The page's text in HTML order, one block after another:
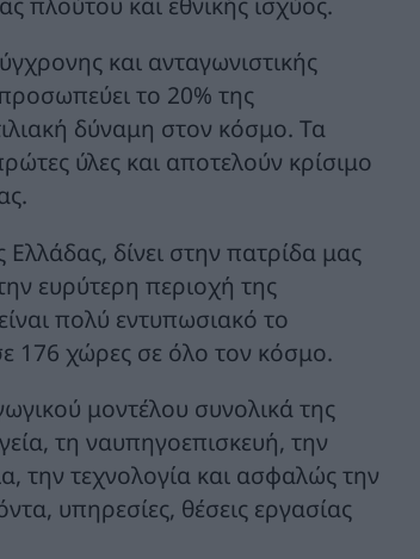
και ανταγωνιστικής
το 20% της
δύναμη στον κόσμο. Τα
ύλες και αποτελούν κρίσιμο
δίνει στην πατρίδα μας
ευρύτερη περιοχή της
πολύ εντυπωσιακό το
176 χώρες σε όλο τον κόσμο.
μοντέλου συνολικά της
τη ναυπηγοεπισκευή, την
την τεχνολογία και ασφαλώς την
υπηρεσίες, θέσεις εργασίας